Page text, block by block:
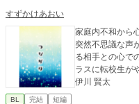
すずかけあおい
家庭内不和から
突然不思議な声
る相手との心で
ラスに転校生がやってくる。 〔攻
伊川 賢太
BL 完結 短編